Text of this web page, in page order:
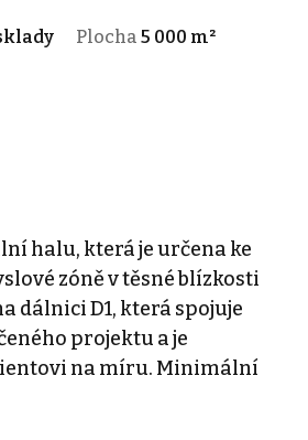
Plocha 5 000 m²
halu, která je určena ke
zóně v těsné blízkosti
dálnici D1, která spojuje
projektu a je
na míru. Minimální